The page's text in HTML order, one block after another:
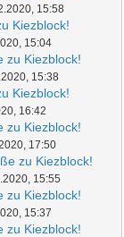
15:58
Kiezblock!
15:04
zu Kiezblock!
15:38
Kiezblock!
16:42
zu Kiezblock!
17:50
zu Kiezblock!
15:55
zu Kiezblock!
15:37
zu Kiezblock!